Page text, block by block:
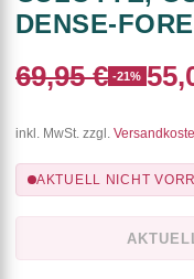
DENSE-
69,95 € -21%
inkl. MwSt. zzgl.
AKTUELL NICHT